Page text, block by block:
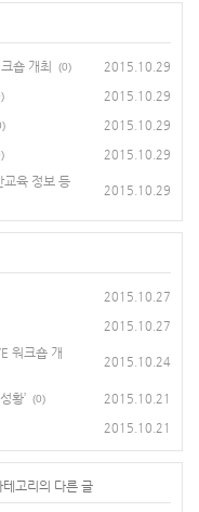
숍 개최 (0) 2015.10.29
2015.10.29
2015.10.29
2015.10.29
교육 정보 등
2015.10.29
2015.10.27
2015.10.27
워크숍 개
2015.10.24
황’ (0) 2015.10.21
2015.10.21
테고리의 다른 글